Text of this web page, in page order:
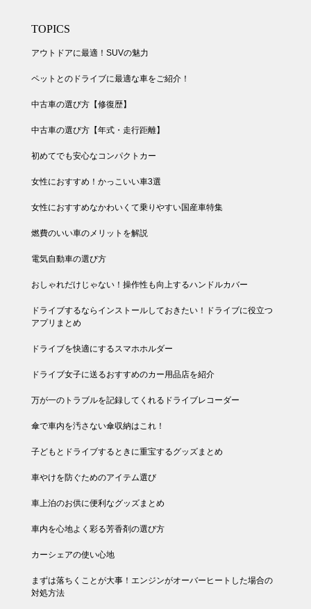
TOPICS
アウトドアに最適！SUVの魅力
ペットとのドライブに最適な車をご紹介！
中古車の選び方【修復歴】
中古車の選び方【年式・走行距離】
初めてでも安心なコンパクトカー
女性におすすめ！かっこいい車3選
女性におすすめなかわいくて乗りやすい国産車特集
燃費のいい車のメリットを解説
電気自動車の選び方
おしゃれだけじゃない！操作性も向上するハンドルカバー
ドライブするならインストールしておきたい！ドライブに役立つ
アプリまとめ
ドライブを快適にするスマホホルダー
ドライブ女子に送るおすすめのカー用品店を紹介
万が一のトラブルを記録してくれるドライブレコーダー
傘で車内を汚さない傘収納はこれ！
子どもとドライブするときに重宝するグッズまとめ
車やけを防ぐためのアイテム選び
車上泊のお供に便利なグッズまとめ
車内を心地よく彩る芳香剤の選び方
カーシェアの使い心地
まずは落ちくことが大事！エンジンがオーバーヒートした場合の
対処方法